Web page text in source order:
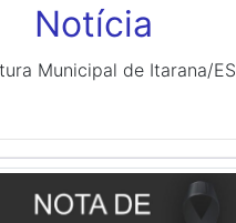
Notícia
Municipal de Itarana/ES